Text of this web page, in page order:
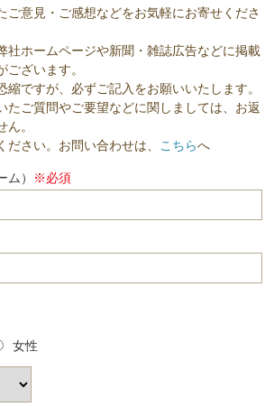
ご意見・ご感想などをお気軽にお寄せくださ
社ホームページや新聞・雑誌広告などに掲載
ざいます。
ですが、必ずご記入をお願いいたします。
ご質問やご要望などに関しましては、お返
。
さい。お問い合わせは、 こちらへ
） ※必須
女性